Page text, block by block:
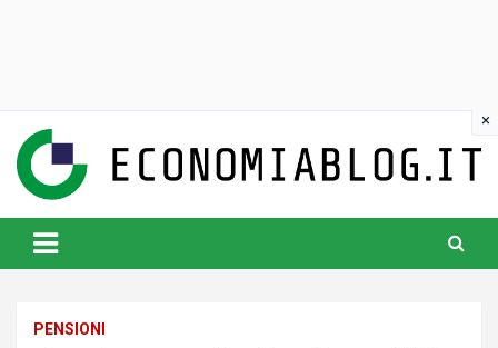
content
www.economiablog.it
PENSIONI